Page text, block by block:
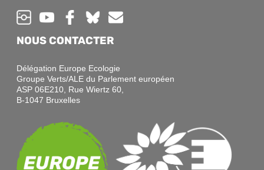
NOUS CONTACTER
Délégation Europe Ecologie
Groupe Verts/ALE du Parlement européen
ASP 06E210, Rue Wiertz 60,
B-1047 Bruxelles